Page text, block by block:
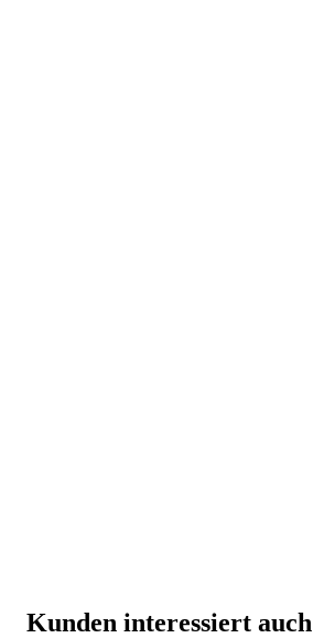
Kunden interessiert auch